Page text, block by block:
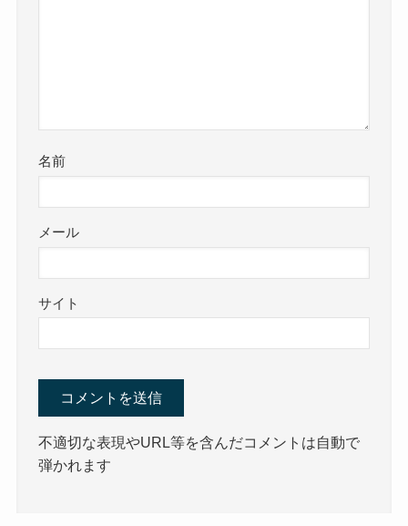
名前
メール
サイト
不適切な表現やURL等を含んだコメントは自動で
弾かれます